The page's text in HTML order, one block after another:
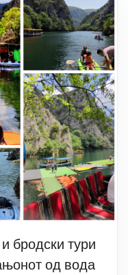
бродски тури
од вода